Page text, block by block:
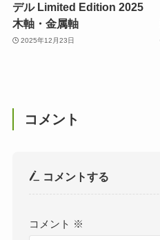
デル Limited Edition 2025
木軸・金属軸
2025年12月23日
コメント
コメントする
コメント ※